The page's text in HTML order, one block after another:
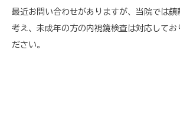
最近お問い合わせがありますが、当院では鎮
考え、未成年の方の内視鏡検査は対応してお
ださい。